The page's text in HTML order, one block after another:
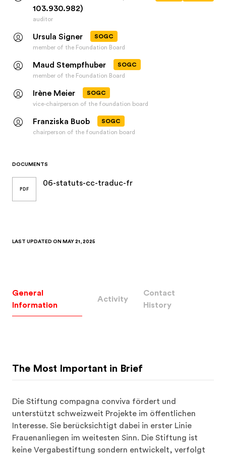
General
Information
Activity
Contact
History
The Most Important in Brief
Die Stiftung compagna conviva fördert und
unterstützt schweizweit Projekte im öffentlichen
Interesse. Sie berücksichtigt dabei in erster Linie
Frauenanliegen im weitesten Sinn. Die Stiftung ist
keine Vergabestiftung sondern entwickelt, verfolgt
103.930.982)
auditor
Ursula Signer
SOGC
member of the Foundation Board
Maud Stempfhuber
SOGC
member of the Foundation Board
Irène Meier
SOGC
vice-chairperson of the foundation board
Franziska Buob
SOGC
chairperson of the foundation board
DOCUMENTS
PDF
06-statuts-cc-traduc-fr
LAST UPDATED ON MAY 21, 2025